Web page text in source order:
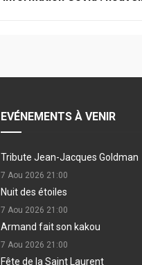
EVÉNEMENTS À VENIR
Tribute Jean-Jacques Goldman
7 Aou 2026 21:00
Nuit des étoiles
7 Aou 2026 21:00
Armand fait son kakou
7 Aou 2026 21:00
Fête de la Saint Laurent